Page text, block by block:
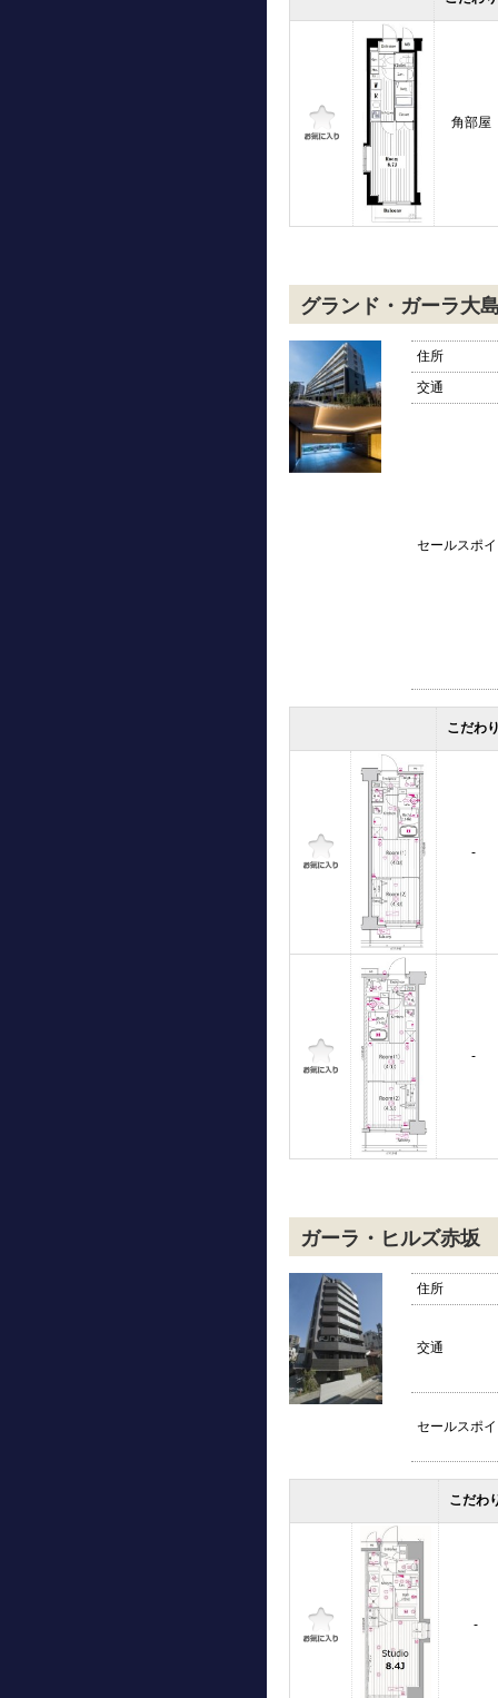
角部屋
グランド・ガーラ大
住所
交通
セールスポ
こだわ
-
-
ガーラ・ヒルズ赤坂
住所
交通
セールスポ
こだわ
-